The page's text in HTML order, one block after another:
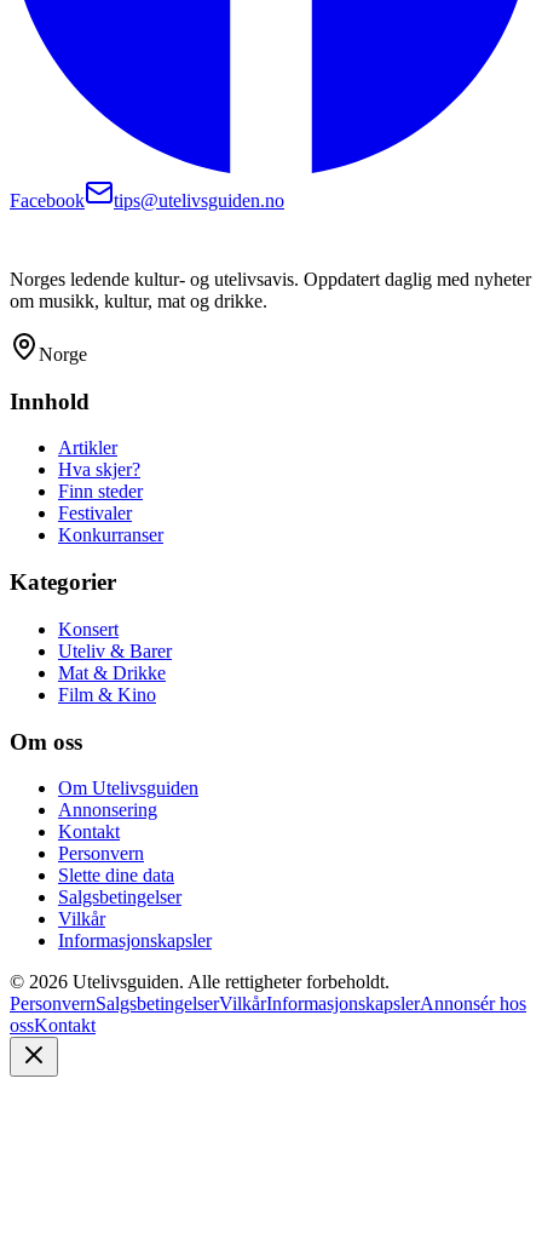
Facebook tips@utelivsguiden.no
Norges ledende kultur- og utelivsavis. Oppdatert daglig med nyheter
om musikk, kultur, mat og drikke.
Norge
Innhold
Artikler
Hva skjer?
Finn steder
Festivaler
Konkurranser
Kategorier
Konsert
Uteliv & Barer
Mat & Drikke
Film & Kino
Om oss
Om Utelivsguiden
Annonsering
Kontakt
Personvern
Slette dine data
Salgsbetingelser
Vilkår
Informasjonskapsler
© 2026 Utelivsguiden. Alle rettigheter forbeholdt.
PersonvernSalgsbetingelserVilkårInformasjonskapslerAnnonsér hos
ossKontakt